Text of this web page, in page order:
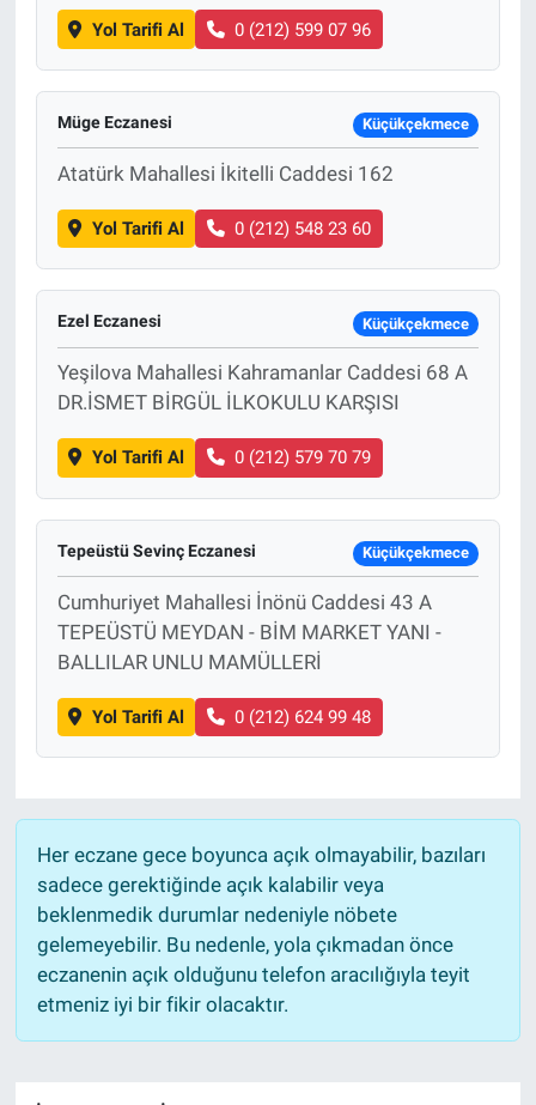
Yol Tarifi Al 0 (212) 599 07 96
Müge Eczanesi Küçükçekmece
Atatürk Mahallesi İkitelli Caddesi 162
Yol Tarifi Al 0 (212) 548 23 60
Ezel Eczanesi Küçükçekmece
Yeşilova Mahallesi Kahramanlar Caddesi 68 A
DR.İSMET BİRGÜL İLKOKULU KARŞISI
Yol Tarifi Al 0 (212) 579 70 79
Tepeüstü Sevinç Eczanesi Küçükçekmece
Cumhuriyet Mahallesi İnönü Caddesi 43 A
TEPEÜSTÜ MEYDAN - BİM MARKET YANI -
BALLILAR UNLU MAMÜLLERİ
Yol Tarifi Al 0 (212) 624 99 48
Her eczane gece boyunca açık olmayabilir, bazıları
sadece gerektiğinde açık kalabilir veya
beklenmedik durumlar nedeniyle nöbete
gelemeyebilir. Bu nedenle, yola çıkmadan önce
eczanenin açık olduğunu telefon aracılığıyla teyit
etmeniz iyi bir fikir olacaktır.